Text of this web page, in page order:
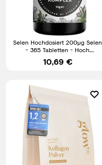
Selen Hochdosiert 200µg Selen
- 365 Tabletten - Hoch
bioverfügbar durch 3 hochwe
10,69 €